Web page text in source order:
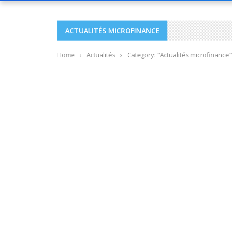
ACTUALITÉS MICROFINANCE
Home › Actualités › Category: "Actualités microfinance"